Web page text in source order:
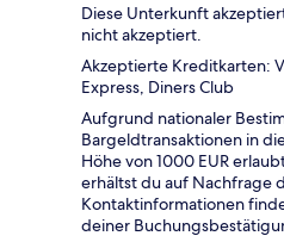
Diese Unterkunft
nicht akzeptiert.
Akzeptierte Kreditkarten:
Express, Diners Club
Aufgrund nationaler
Bargeldtransaktionen in
Höhe von 1000 EUR
erhältst du auf Nachfrage
Kontaktinformationen
deiner